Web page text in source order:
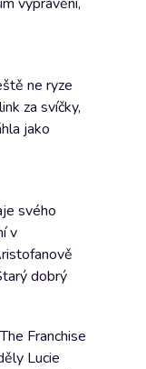
ne ryze
za svíčky,
jako
svého
v
dobrý
Franchise
Lucie